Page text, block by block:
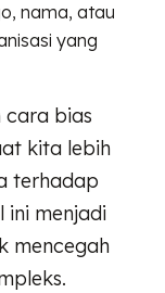
nama, atau
yang
cara bias
kita lebih
terhadap
ini menjadi
mencegah